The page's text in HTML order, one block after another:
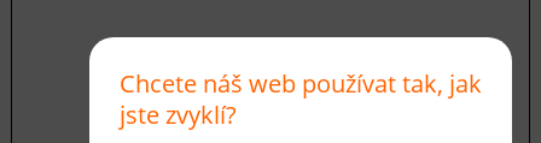
E-mail *
Chcete náš web používat tak, jak
jste zvyklí?